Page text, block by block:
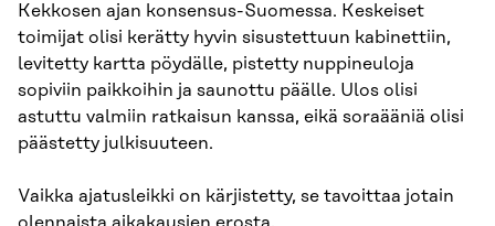
Kekkosen ajan konsensus-Suomessa. Keskeiset
toimijat olisi kerätty hyvin sisustettuun kabinettiin,
levitetty kartta pöydälle, pistetty nuppineuloja
sopiviin paikkoihin ja saunottu päälle. Ulos olisi
astuttu valmiin ratkaisun kanssa, eikä soraääniä olisi
päästetty julkisuuteen.
Vaikka ajatusleikki on kärjistetty, se tavoittaa jotain